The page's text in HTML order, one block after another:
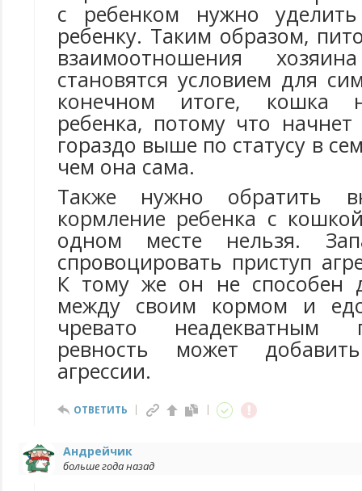
с ребенком нужно
ребенку. Таким образом,
взаимоотношения
становятся условием для
конечном итоге, кошка
ребенка, потому что начнет
гораздо выше по статусу в
чем она сама.
Также нужно обратить
кормление ребенка с
одном месте нельзя.
спровоцировать приступ
К тому же он не способен
между своим кормом и
чревато неадекватным
ревность может
агрессии.
ОТВЕТИТЬ
Андрейчик
больше года назад